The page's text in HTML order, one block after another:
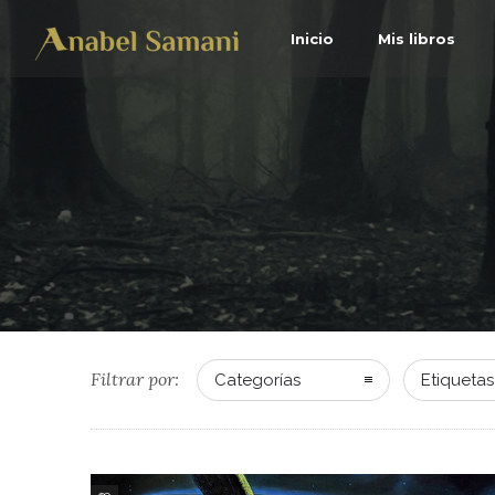
Inicio Mis libros
Filtrar por: Categorías Etiquetas